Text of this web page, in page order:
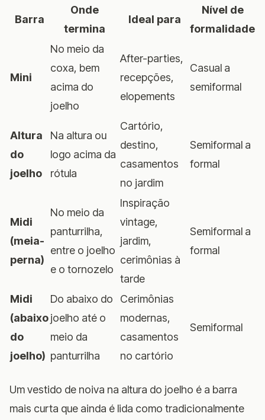
Barra
Onde
termina
Ideal para
Nível de
formalidade
Mini
No meio da
coxa, bem
acima do
joelho
After-parties,
recepções,
elopements
Casual a
semiformal
Altura
do
joelho
Na altura ou
logo acima da
rótula
Cartório,
destino,
casamentos
no jardim
Semiformal a
formal
Midi
(meia-
perna)
No meio da
panturrilha,
entre o joelho
e o tornozelo
Inspiração
vintage,
jardim,
cerimônias à
tarde
Semiformal a
formal
Midi
(abaixo
do
joelho)
Do abaixo do
joelho até o
meio da
panturrilha
Cerimônias
modernas,
casamentos
no cartório
Semiformal
Um vestido de noiva na altura do joelho é a barra
mais curta que ainda é lida como tradicionalmente